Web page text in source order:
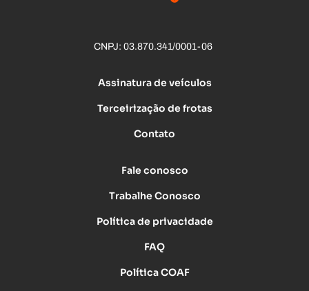
CNPJ: 03.870.341/0001-06
Assinatura de veículos
Terceirização de frotas
Contato
Fale conosco
Trabalhe Conosco
Política de privacidade
FAQ
Política COAF